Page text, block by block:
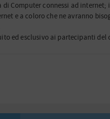
Computer connessi ad internet;
e a coloro che ne avranno
ed esclusivo ai partecipanti del